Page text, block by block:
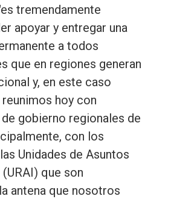
tremendamente
apoyar y entregar una
a todos
que en regiones generan
y, en este caso
hoy con
gobierno regionales de
con los
Unidades de Asuntos
que son
antena que nosotros